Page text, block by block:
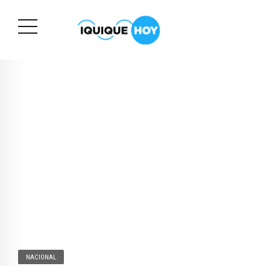
NACIONAL